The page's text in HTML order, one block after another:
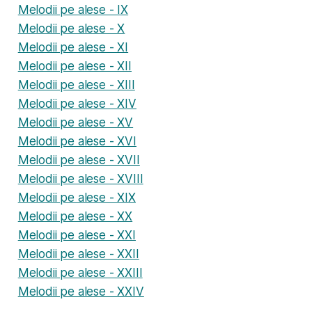
Melodii pe alese - IX
Melodii pe alese - X
Melodii pe alese - XI
Melodii pe alese - XII
Melodii pe alese - XIII
Melodii pe alese - XIV
Melodii pe alese - XV
Melodii pe alese - XVI
Melodii pe alese - XVII
Melodii pe alese - XVIII
Melodii pe alese - XIX
Melodii pe alese - XX
Melodii pe alese - XXI
Melodii pe alese - XXII
Melodii pe alese - XXIII
Melodii pe alese - XXIV